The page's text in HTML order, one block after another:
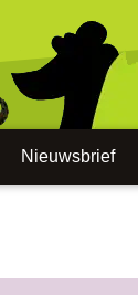
Nieuwsbrief